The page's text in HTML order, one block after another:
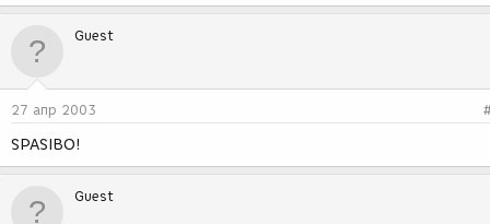
Guest
27 апр 2003
SPASIBO!
Guest